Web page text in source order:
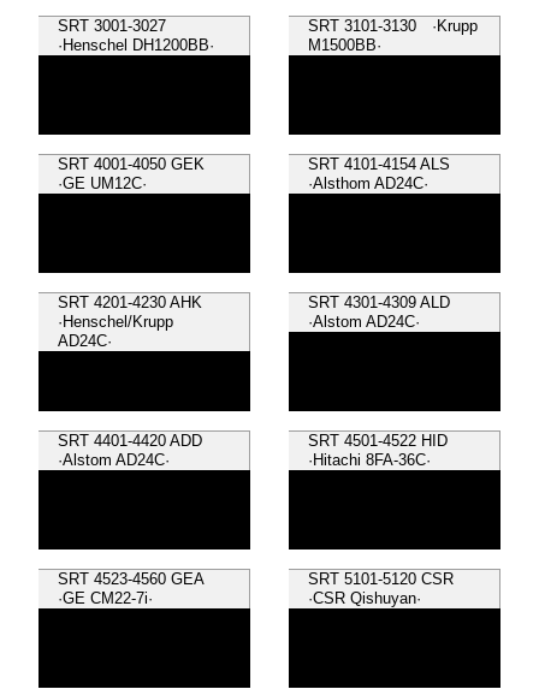
SRT 3001-3027
·Henschel DH1200BB·
SRT 3101-3130 ·Krupp
M1500BB·
SRT 4001-4050 GEK
·GE UM12C·
SRT 4101-4154 ALS
·Alsthom AD24C·
SRT 4201-4230 AHK
·Henschel/Krupp
AD24C·
SRT 4301-4309 ALD
·Alstom AD24C·
SRT 4401-4420 ADD
·Alstom AD24C·
SRT 4501-4522 HID
·Hitachi 8FA-36C·
SRT 4523-4560 GEA
·GE CM22-7i·
SRT 5101-5120 CSR
·CSR Qishuyan·